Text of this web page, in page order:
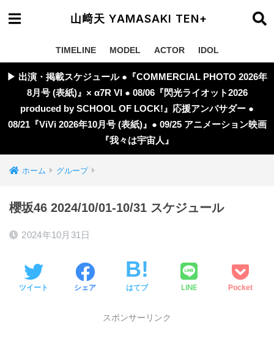
山﨑天 YAMASAKI TEN+
TIMELINE MODEL ACTOR IDOL
▶︎ 出演・掲載スケジュール ●『COMMERCIAL PHOTO 2026年
8月号 (表紙)』× α7R VI ● 08/06『閃光ライオット2026
produced by SCHOOL OF LOCK!』応援アンバサダー ●
08/21『ViVi 2026年10月号 (表紙)』● 09/25 アニメーション映画
『我々は宇宙人』
ホーム グループ
櫻坂46 2024/10/01-10/31 スケジュール
2024年10月31日
ツイート シェア はてブ LINE Pocket
スポンサーリンク